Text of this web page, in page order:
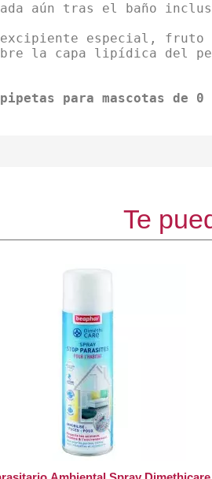
aún tras el baño
especial, fruto
la capa lipídica del
para mascotas de 0
Te